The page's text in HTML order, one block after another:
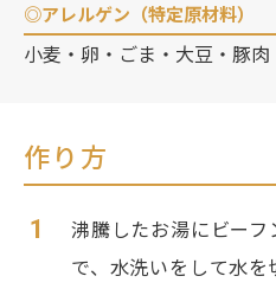
◎アレルゲン（特定原材料）
小麦・卵・ごま・大豆・豚肉
作り方
1
沸騰したお湯にビー
で、水洗いをして水